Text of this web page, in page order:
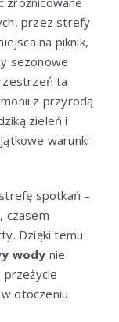
przez strefy
na piknik,
sezonowe
ta
z przyrodą
zieleń i
warunki
spotkań –
czasem
Dzięki temu
wody nie
przeżycie
otoczeniu